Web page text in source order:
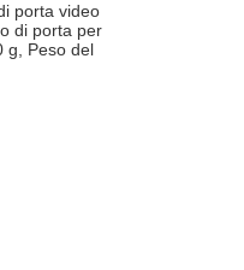
porta video
di porta per
g, Peso del